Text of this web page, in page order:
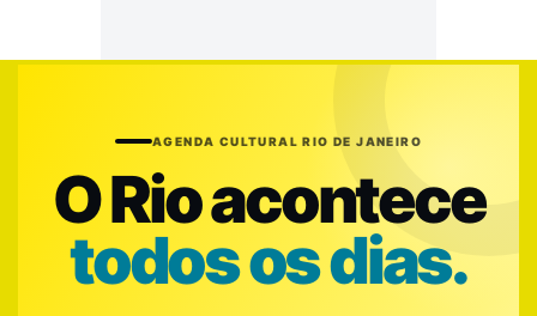
AGENDA CULTURAL RIO DE JANEIRO
O Rio acontece
todos os dias.